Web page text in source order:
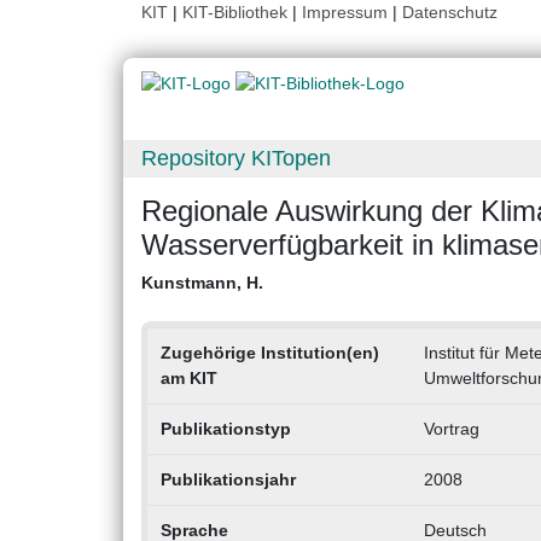
KIT | KIT-Bibliothek | Impressum | Datenschutz
Repository KITopen
Regionale Auswirkung der
Wasserverfügbarkeit in
Kunstmann, H.
Zugehörige Institution(en)
am KIT
Institut für
Publikationstyp Vortrag
Publikationsjahr 2008
Sprache Deutsch